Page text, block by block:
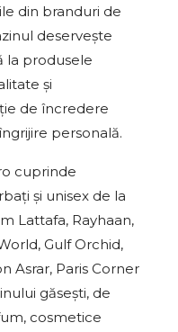
din branduri de
deservește
la produsele
și
de încredere
personală.
cuprinde
și unisex de la
Lattafa, Rayhaan,
Gulf Orchid,
Asrar, Paris Corner
găsești, de
cosmetice